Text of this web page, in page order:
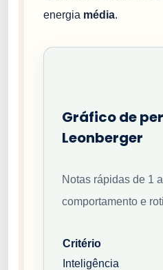
energia média.
Gráfico de
Leonberger
Notas rápidas de 1
comportamento e
Critério
Inteligência